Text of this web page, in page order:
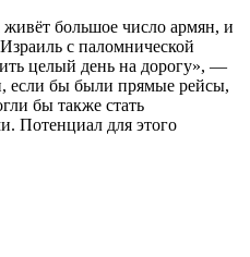
большое число армян, и
с паломнической
целый день на дорогу», —
если бы были прямые рейсы,
бы также стать
Потенциал для этого